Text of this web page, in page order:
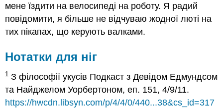
мене їздити на велосипеді на роботу. Я радий
повідомити, я більше не відчуваю жодної люті на
тих пікапах, що керують валками.
Нотатки для ніг
1 З філософії укусів Подкаст з Девідом Едмундсом
та Найджелом Уорбертоном, еп. 151, 4/9/11.
https://hwcdn.libsyn.com/p/4/4/0/440...38&cs_id=317